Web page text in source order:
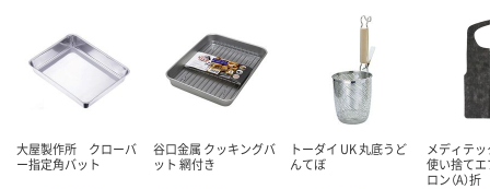
カ
大屋製作所 クローバ
ー指定角バット
谷口金属 クッキングバ
ット 網付き
トーダイ UK 丸底うど
んてぼ
メディテ
使い捨て
ロン（A）折